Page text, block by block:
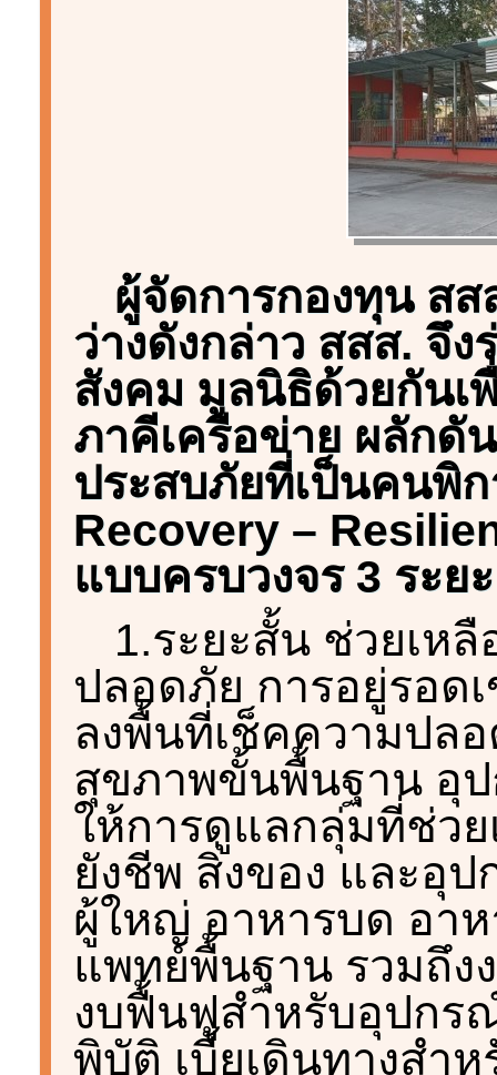
ผู้จัดการกองทุน สส
ว่างดังกล่าว สสส. จึ
สังคม มูลนิธิด้วยกันเ
ภาคีเครือข่าย ผลักดั
ประสบภัยที่เป็นคนพิ
Recovery –
แบบครบวงจร 3 ระย
1.ระยะสั้น ช่วยเหลื
ปลอดภัย การอยู่รอด
ลงพื้นที่เช็คความปล
สุขภาพขั้นพื้นฐาน อุ
ให้การดูแลกลุ่มที่ช่ว
ยังชีพ สิ่งของ และอุ
ผู้ใหญ่ อาหารบด อา
แพทย์พื้นฐาน รวมถึง
งบฟื้นฟูสำหรับอุปกร
พิบัติ เบี้ยเดินทางสำห